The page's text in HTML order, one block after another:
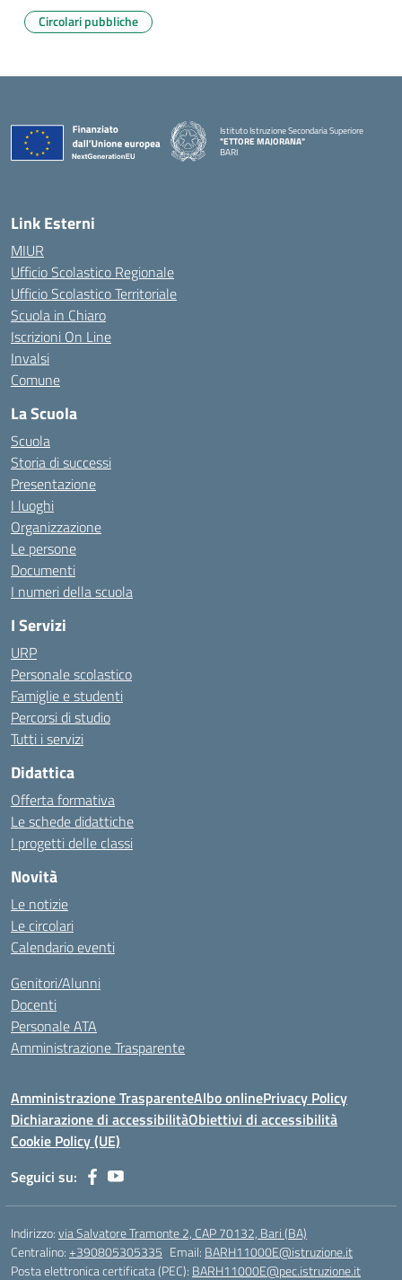
Circolari pubbliche
Istituto Istruzione Secondaria Superiore
"ETTORE MAJORANA"
BARI
Link Esterni
MIUR
Ufficio Scolastico Regionale
Ufficio Scolastico Territoriale
Scuola in Chiaro
Iscrizioni On Line
Invalsi
Comune
La Scuola
Scuola
Storia di successi
Presentazione
I luoghi
Organizzazione
Le persone
Documenti
I numeri della scuola
I Servizi
URP
Personale scolastico
Famiglie e studenti
Percorsi di studio
Tutti i servizi
Didattica
Offerta formativa
Le schede didattiche
I progetti delle classi
Novità
Le notizie
Le circolari
Calendario eventi
Genitori/Alunni
Docenti
Personale ATA
Amministrazione Trasparente
Amministrazione TrasparenteAlbo onlinePrivacy Policy
Dichiarazione di accessibilitàObiettivi di accessibilità
Cookie Policy (UE)
Seguici su:
Indirizzo:via Salvatore Tramonte 2, CAP 70132, Bari (BA)
Centralino:+390805305335 Email: BARH11000E@istruzione.it
Posta elettronica certificata (PEC): BARH11000E@pec.istruzione.it